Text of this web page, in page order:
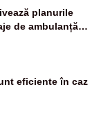
planurile
de ambulanță
medicamente
eficiente în caz